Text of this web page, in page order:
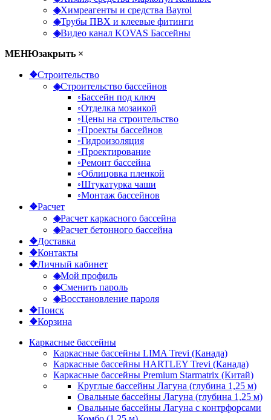
◈Химреагенты и средства Bayrol
◈Трубы ПВХ и клеевые фитинги
◈Видео канал KOVAS Бассейны
МЕНЮзакрыть ×
❖Строительство
◈Строительство бассейнов
◦Бассейн под ключ
◦Отделка мозаикой
◦Цены на строительство
◦Проекты бассейнов
◦Гидроизоляция
◦Проектирование
◦Ремонт бассейна
◦Облицовка пленкой
◦Штукатурка чаши
◦Монтаж бассейнов
❖Расчет
◈Расчет каркасного бассейна
◈Расчет бетонного бассейна
❖Доставка
❖Контакты
❖Личный кабинет
◈Мой профиль
◈Сменить пароль
◈Восстановление пароля
❖Поиск
❖Корзина
Каркасные бассейны
Каркасные бассейны LIMA Trevi (Канада)
Каркасные бассейны HARTLEY Trevi (Канада)
Каркасные бассейны Premium Starmatrix (Китай)
Круглые бассейны Лагуна (глубина 1,25 м)
Овальные бассейны Лагуна (глубина 1,25 м)
Овальные бассейны Лагуна с контрфорсами